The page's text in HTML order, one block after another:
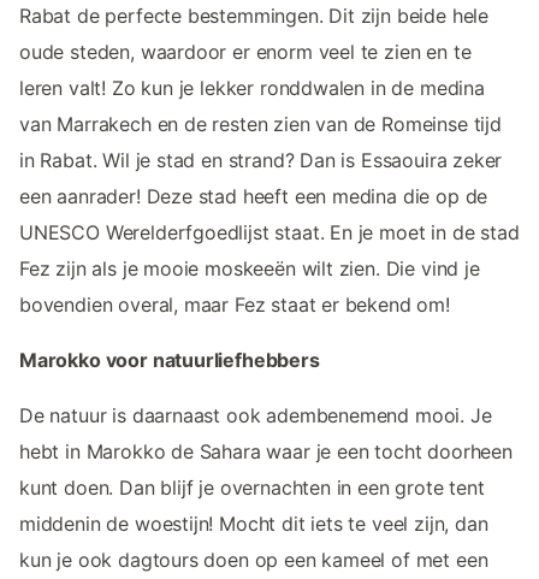
Rabat de perfecte bestemmingen. Dit zijn beide hele
oude steden, waardoor er enorm veel te zien en te
leren valt! Zo kun je lekker ronddwalen in de medina
van Marrakech en de resten zien van de Romeinse tijd
in Rabat. Wil je stad en strand? Dan is Essaouira zeker
een aanrader! Deze stad heeft een medina die op de
UNESCO Werelderfgoedlijst staat. En je moet in de stad
Fez zijn als je mooie moskeeën wilt zien. Die vind je
bovendien overal, maar Fez staat er bekend om!
Marokko voor natuurliefhebbers
De natuur is daarnaast ook adembenemend mooi. Je
hebt in Marokko de Sahara waar je een tocht doorheen
kunt doen. Dan blijf je overnachten in een grote tent
middenin de woestijn! Mocht dit iets te veel zijn, dan
kun je ook dagtours doen op een kameel of met een